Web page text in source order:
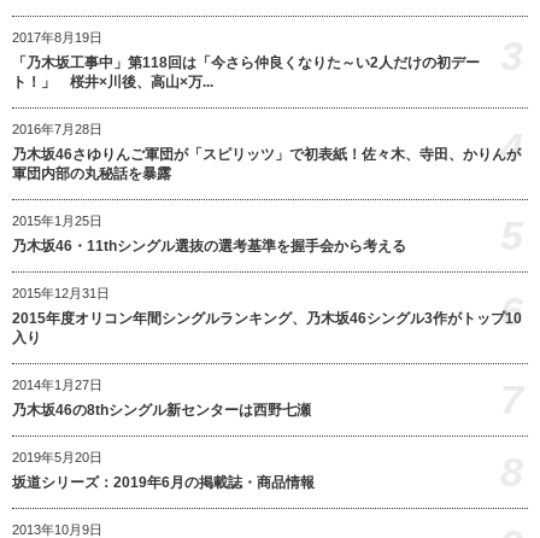
2017年8月19日
「乃木坂工事中」第118回は「今さら仲良くなりた～い2人だけの初デー
ト！」 桜井×川後、高山×万...
2016年7月28日
乃木坂46さゆりんご軍団が「スピリッツ」で初表紙！佐々木、寺田、かりんが
軍団内部の丸秘話を暴露
4
2015年1月25日
乃木坂46・11thシングル選抜の選考基準を握手会から考える
2015年12月31日
2015年度オリコン年間シングルランキング、乃木坂46シングル3作がトップ10
入り
6
2014年1月27日
乃木坂46の8thシングル新センターは西野七瀬
2019年5月20日
坂道シリーズ：2019年6月の掲載誌・商品情報
2013年10月9日